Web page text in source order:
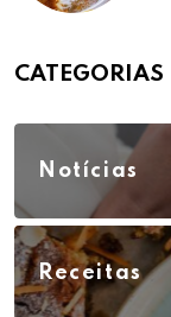
CATEGORIAS
Notícias
Receitas